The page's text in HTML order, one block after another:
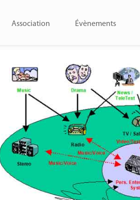
Association Évènements